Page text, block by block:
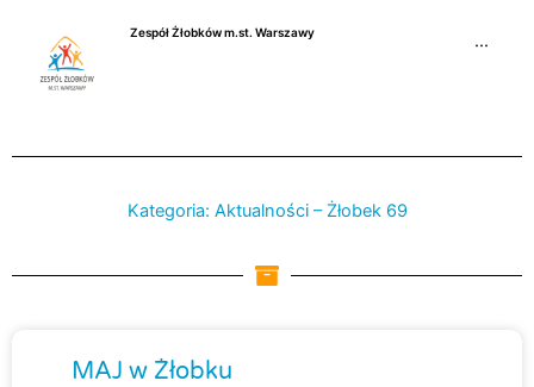
Zespół Żłobków m.st. Warszawy
···
Kategoria: Aktualności – Żłobek 69
MAJ w Żłobku